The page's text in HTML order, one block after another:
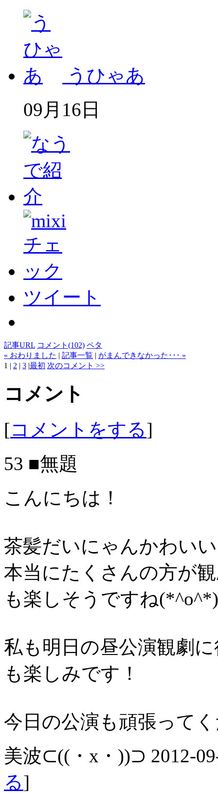
うひゃあ
09月16日
ツイート
記事URL コメント(102) ペタ
« おわりました | 記事一覧 | がまんできなかった･･･ »
1 | 2 | 3 |最初 次のコメント >>
コメント
[コメントをする]
53 ■無題
こんにちは！
茶髪だいにゃんかわい
本当にたくさんの方が
も楽しそうですね(*^o^*)
私も明日の昼公演観劇
も楽しみです！
今日の公演も頑張って
美波⊂((・x・))⊃ 2012-
る]